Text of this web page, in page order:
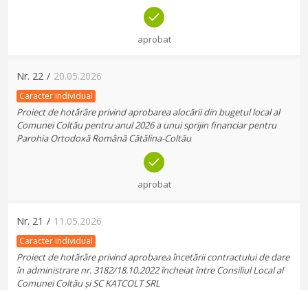
aprobat
Nr. 22 / 20.05.2026
Caracter individual
Proiect de hotărâre privind aprobarea alocării din bugetul local al
Comunei Coltău pentru anul 2026 a unui sprijin financiar pentru
Parohia Ortodoxă Română Cătălina-Coltău
aprobat
Nr. 21 / 11.05.2026
Caracter individual
Proiect de hotărâre privind aprobarea încetării contractului de dare
în administrare nr. 3182/18.10.2022 încheiat între Consiliul Local al
Comunei Coltău și SC KATCOLT SRL